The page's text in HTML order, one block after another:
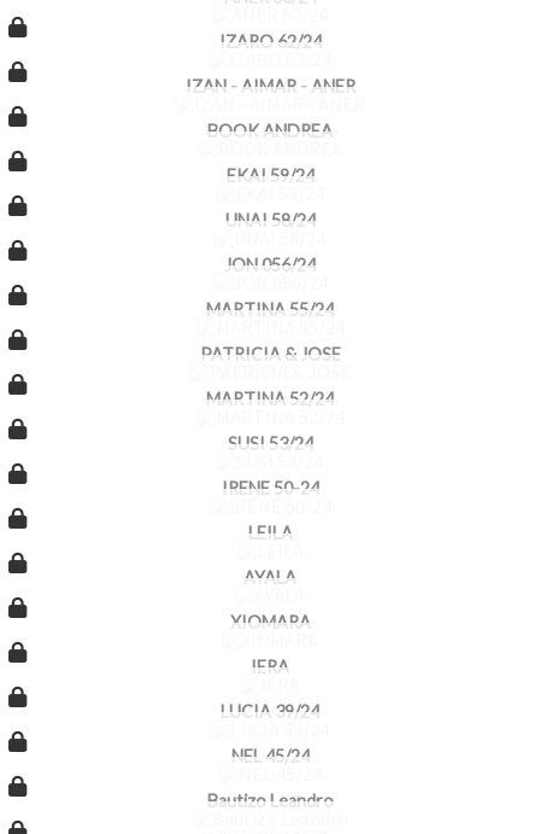
IZARO 62/24
IZAN - AIMAR - ANER
BOOK ANDREA
EKAI 59/24
UNAI 58/24
JON 056/24
MARTINA 55/24
PATRICIA & JOSE
MARTINA 52/24
SUSI 53/24
IRENE 50-24
LEILA
AYALA
XIOMARA
IERA
LUCIA 39/24
NEL 45/24
Bautizo Leandro